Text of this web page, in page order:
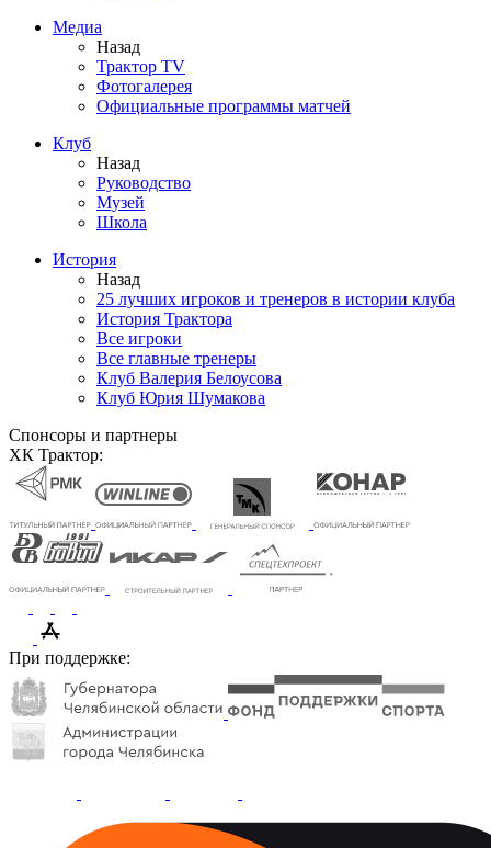
Медиа
Назад
Трактор TV
Фотогалерея
Официальные программы матчей
Клуб
Назад
Руководство
Музей
Школа
История
Назад
25 лучших игроков и тренеров в истории клуба
История Трактора
Все игроки
Все главные тренеры
Клуб Валерия Белоусова
Клуб Юрия Шумакова
Спонсоры и партнеры
ХК Трактор:
При поддержке: